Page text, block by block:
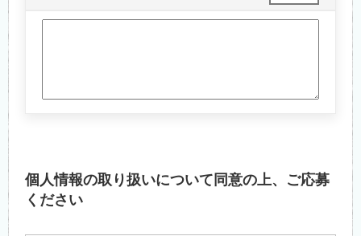
個人情報の取り扱いについて同意の上、ご応募
ください